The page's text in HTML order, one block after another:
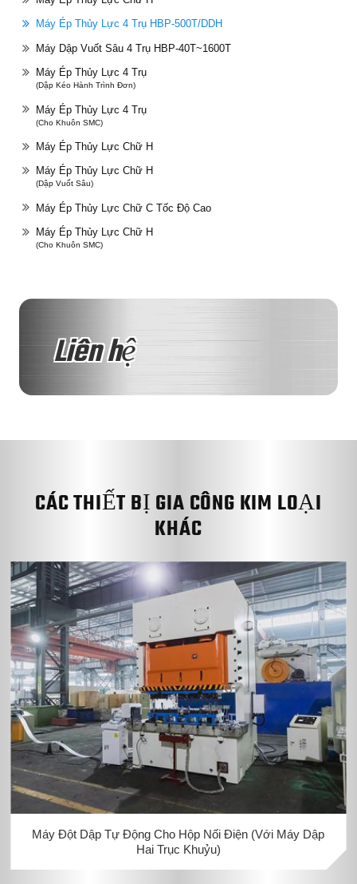
Máy Ép Thủy Lực 4 Trụ HBP-500T/DDH
Máy Dập Vuốt Sâu 4 Trụ HBP-40T~1600T
Máy Ép Thủy Lực 4 Trụ
(Dập Kéo Hành Trình Đơn)
Máy Ép Thủy Lực 4 Trụ
(Cho Khuôn SMC)
Máy Ép Thủy Lực Chữ H
Máy Ép Thủy Lực Chữ H
(Dập Vuốt Sâu)
Máy Ép Thủy Lực Chữ C Tốc Độ Cao
Máy Ép Thủy Lực Chữ H
(Cho Khuôn SMC)
Liên hệ
CÁC THIẾT BỊ GIA CÔNG KIM LOẠI
KHÁC
Máy Đột Dập Tự Động Cho Hộp Nối Điện (Với Máy Dập
Hai Trục Khuỷu)